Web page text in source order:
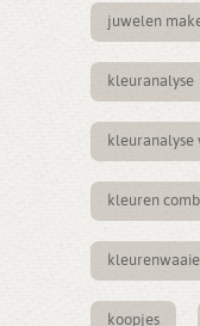
juwelen
kleuranalyse
kleuranalyse
kleuren
koopjes